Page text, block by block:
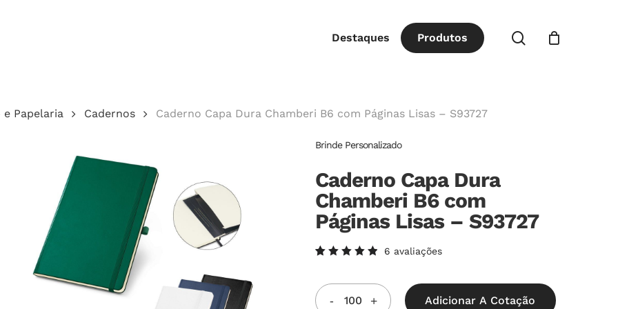
Destaques Produtos procurar
Papelaria Cadernos Caderno Capa Dura Chamberi B6 com Páginas Lisas – S93727
Brinde Personalizado
Caderno Capa Dura
Chamberi B6 com
Páginas Lisas – S93727
5.00de
5, com
baseado
6 avaliações
Adicionar A Cotação